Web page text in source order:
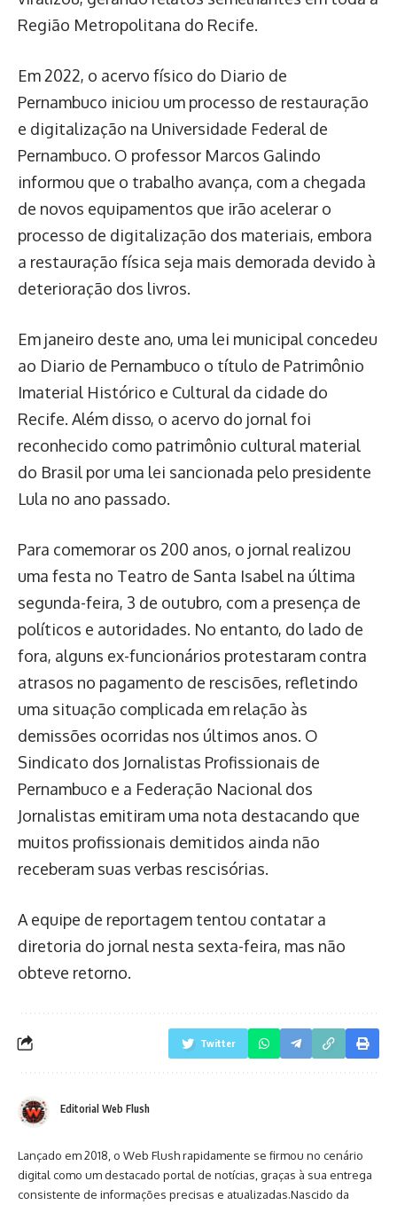
Região Metropolitana do Recife.
Em 2022, o acervo físico do Diario de
Pernambuco iniciou um processo de restauração
e digitalização na Universidade Federal de
Pernambuco. O professor Marcos Galindo
informou que o trabalho avança, com a chegada
de novos equipamentos que irão acelerar o
processo de digitalização dos materiais, embora
a restauração física seja mais demorada devido à
deterioração dos livros.
Em janeiro deste ano, uma lei municipal concedeu
ao Diario de Pernambuco o título de Patrimônio
Imaterial Histórico e Cultural da cidade do
Recife. Além disso, o acervo do jornal foi
reconhecido como patrimônio cultural material
do Brasil por uma lei sancionada pelo presidente
Lula no ano passado.
Para comemorar os 200 anos, o jornal realizou
uma festa no Teatro de Santa Isabel na última
segunda-feira, 3 de outubro, com a presença de
políticos e autoridades. No entanto, do lado de
fora, alguns ex-funcionários protestaram contra
atrasos no pagamento de rescisões, refletindo
uma situação complicada em relação às
demissões ocorridas nos últimos anos. O
Sindicato dos Jornalistas Profissionais de
Pernambuco e a Federação Nacional dos
Jornalistas emitiram uma nota destacando que
muitos profissionais demitidos ainda não
receberam suas verbas rescisórias.
A equipe de reportagem tentou contatar a
diretoria do jornal nesta sexta-feira, mas não
obteve retorno.
Twitter
Editorial Web Flush
Lançado em 2018, o Web Flush rapidamente se firmou no cenário
digital como um destacado portal de notícias, graças à sua entrega
consistente de informações precisas e atualizadas.Nascido da